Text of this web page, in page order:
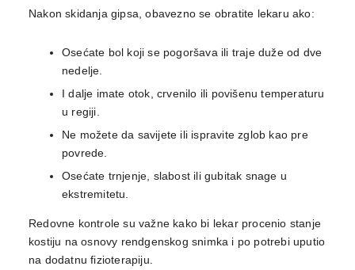
Nakon skidanja gipsa, obavezno se obratite lekaru ako:
Osećate bol koji se pogoršava ili traje duže od dve
nedelje.
I dalje imate otok, crvenilo ili povišenu temperaturu
u regiji.
Ne možete da savijete ili ispravite zglob kao pre
povrede.
Osećate trnjenje, slabost ili gubitak snage u
ekstremitetu.
Redovne kontrole su važne kako bi lekar procenio stanje
kostiju na osnovу rendgenskog snimka i po potrebi uputio
na dodatnu fizioterapiju.